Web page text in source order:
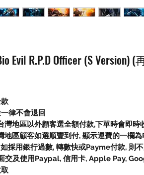
Evil R.P.D Officer (S Version) (
律不會退回
灣地區以外顧客選全額付款,下單時會即時
地區顧客如選順豐到付, 顯示運費的一欄
採用銀行過數, 轉數快或Payme付款, 則
交及使用Paypal, 信用卡, Apple Pay,